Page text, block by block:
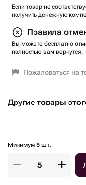
Если товар не
получить денежную
Правила
Вы можете бесплатно
полностью вам вернутся.
Пожаловаться на
Другие товары
Минимум 5 шт.